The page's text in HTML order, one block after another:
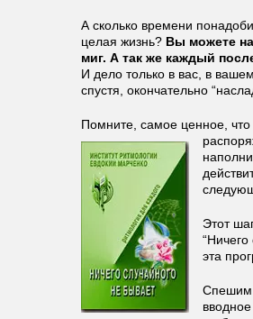
А сколько времени
целая жизнь? Вы можете
миг. А так же каждый
И дело только в вас, в
спустя, окончательно
Помните, самое ценное,
Этот
эта
Спешим